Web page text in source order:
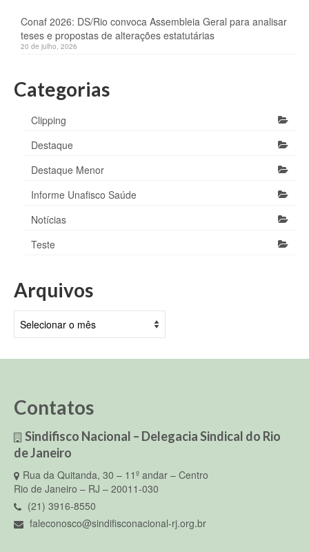
Conaf 2026: DS/Rio convoca Assembleia Geral para analisar
teses e propostas de alterações estatutárias
20 de julho, 2026
Categorias
Clipping
Destaque
Destaque Menor
Informe Unafisco Saúde
Notícias
Teste
Arquivos
Contatos
Sindifisco Nacional – Delegacia Sindical do Rio
de Janeiro
Rua da Quitanda, 30 – 11º andar – Centro
Rio de Janeiro – RJ – 20011-030
(21) 3916-8550
faleconosco@sindifisconacional-rj.org.br